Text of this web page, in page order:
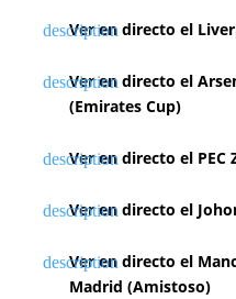
Ver en directo el
Ver en directo el
(Emirates Cup)
Ver en directo el PEC
Ver en directo el
Ver en directo el
Madrid (Amistoso)